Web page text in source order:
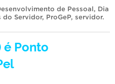
de Pessoal, Dia
do Servidor, ProGeP, servidor.
Ponto